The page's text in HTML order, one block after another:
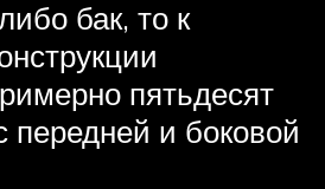
бак, то к
пятьдесят
передней и боковой